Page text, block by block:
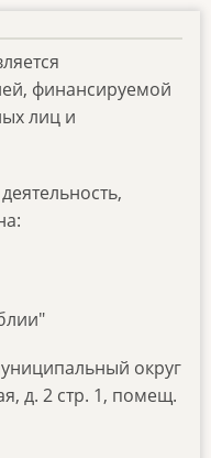
финансируемой
лиц и
округ
д. 2 стр. 1, помещ.